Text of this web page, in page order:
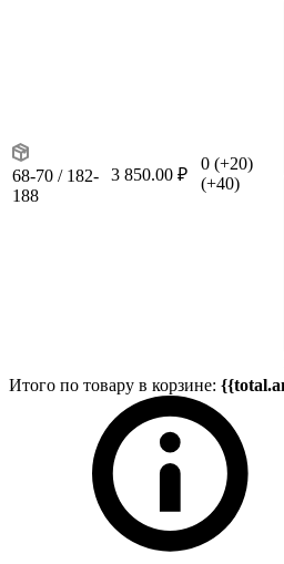
68-70 / 182-
188
3 850.00 ₽
0 (+20)
(+40)
Итого по товару в корзине: